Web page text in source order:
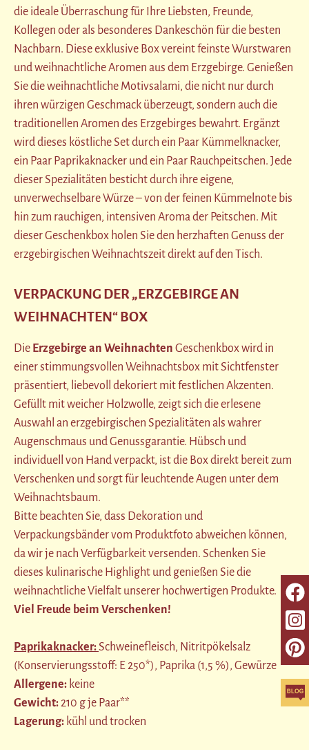
die ideale Überraschung für Ihre Liebsten, Freunde,
Kollegen oder als besonderes Dankeschön für die besten
Nachbarn. Diese exklusive Box vereint feinste Wurstwaren
und weihnachtliche Aromen aus dem Erzgebirge. Genießen
Sie die weihnachtliche Motivsalami, die nicht nur durch
ihren würzigen Geschmack überzeugt, sondern auch die
traditionellen Aromen des Erzgebirges bewahrt. Ergänzt
wird dieses köstliche Set durch ein Paar Kümmelknacker,
ein Paar Paprikaknacker und ein Paar Rauchpeitschen. Jede
dieser Spezialitäten besticht durch ihre eigene,
unverwechselbare Würze – von der feinen Kümmelnote bis
hin zum rauchigen, intensiven Aroma der Peitschen. Mit
dieser Geschenkbox holen Sie den herzhaften Genuss der
erzgebirgischen Weihnachtszeit direkt auf den Tisch.
VERPACKUNG DER „ERZGEBIRGE AN
WEIHNACHTEN“ BOX
Die Erzgebirge an Weihnachten Geschenkbox wird in
einer stimmungsvollen Weihnachtsbox mit Sichtfenster
präsentiert, liebevoll dekoriert mit festlichen Akzenten.
Gefüllt mit weicher Holzwolle, zeigt sich die erlesene
Auswahl an erzgebirgischen Spezialitäten als wahrer
Augenschmaus und Genussgarantie. Hübsch und
individuell von Hand verpackt, ist die Box direkt bereit zum
Verschenken und sorgt für leuchtende Augen unter dem
Weihnachtsbaum.
Bitte beachten Sie, dass Dekoration und
Verpackungsbänder vom Produktfoto abweichen können,
da wir je nach Verfügbarkeit versenden. Schenken Sie
dieses kulinarische Highlight und genießen Sie die
weihnachtliche Vielfalt unserer hochwertigen Produkte.
Viel Freude beim Verschenken!
Paprikaknacker:Schweinefleisch, Nitritpökelsalz
(Konservierungsstoff: E 250*), Paprika (1,5 %), Gewürze
Allergene: keine
Gewicht:210 g je Paar**
Lagerung: kühl und trocken